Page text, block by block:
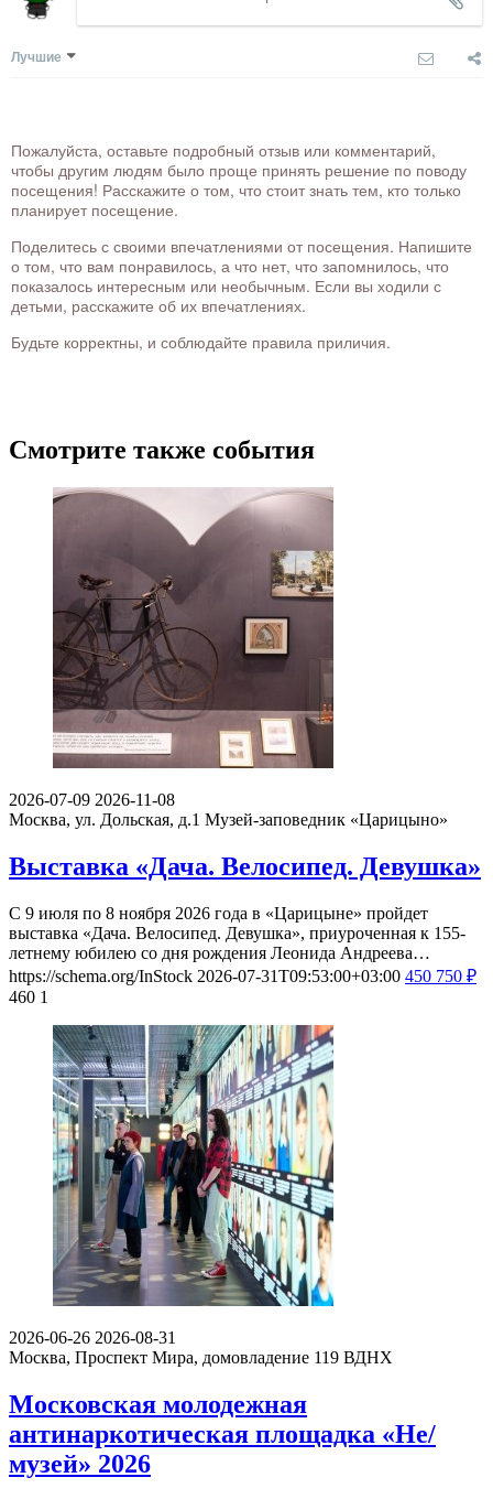
Лучшие
Пожалуйста, оставьте подробный отзыв или комментарий,
чтобы другим людям было проще принять решение по поводу
посещения! Расскажите о том, что стоит знать тем, кто только
планирует посещение.
Поделитесь с своими впечатлениями от посещения. Напишите
о том, что вам понравилось, а что нет, что запомнилось, что
показалось интересным или необычным. Если вы ходили с
детьми, расскажите об их впечатлениях.
Будьте корректны, и соблюдайте правила приличия.
Смотрите также события
2026-07-09 2026-11-08
Москва, ул. Дольская, д.1 Музей-заповедник «Царицыно»
Выставка «Дача. Велосипед. Девушка»
С 9 июля по 8 ноября 2026 года в «Царицыне» пройдет
выставка «Дача. Велосипед. Девушка», приуроченная к 155-
летнему юбилею со дня рождения Леонида Андреева…
https://schema.org/InStock 2026-07-31T09:53:00+03:00 450 750 ₽
460 1
2026-06-26 2026-08-31
Москва, Проспект Мира, домовладение 119 ВДНХ
Московская молодежная
антинаркотическая площадка «Не/
музей» 2026